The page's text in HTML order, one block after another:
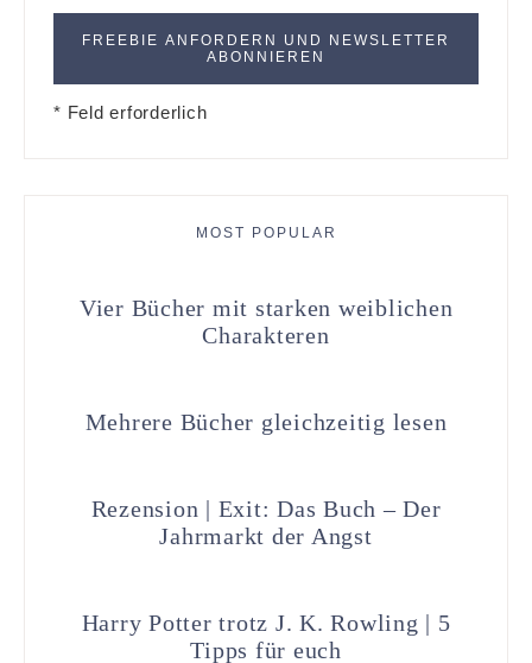
* Feld erforderlich
MOST POPULAR
Vier Bücher mit starken weiblichen
Charakteren
Mehrere Bücher gleichzeitig lesen
Rezension | Exit: Das Buch – Der
Jahrmarkt der Angst
Harry Potter trotz J. K. Rowling | 5
Tipps für euch